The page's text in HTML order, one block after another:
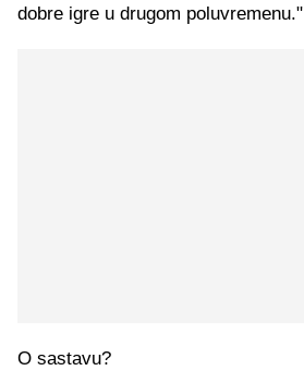
dobre igre u drugom poluvremenu."
O sastavu?